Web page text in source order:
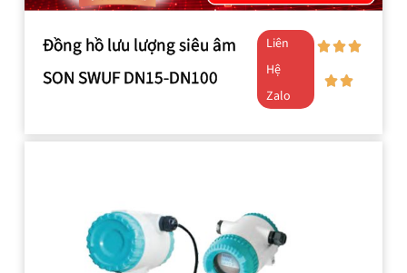
Đồng hồ lưu lượng siêu âm
SON SWUF DN15-DN100
Liên
Hệ
Zalo